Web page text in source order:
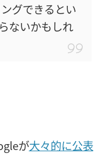
グできるとい
ないかもしれ
が大々的に公表